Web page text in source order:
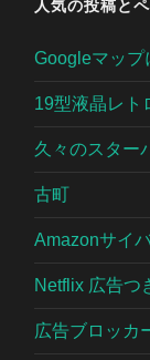
人気の投稿と
Googleマップ
19型液晶レト
久々のスター
古町
Amazonサイ
Netflix 広告つ
広告ブロッカ